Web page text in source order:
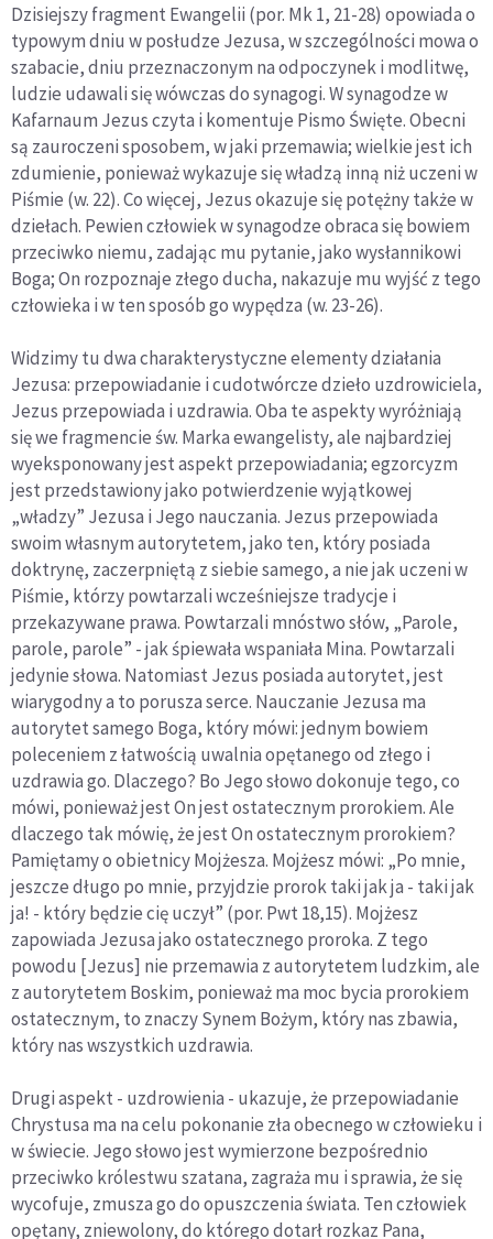
Dzisiejszy fragment Ewangelii (por. Mk 1, 21-28) opowiada o
typowym dniu w posłudze Jezusa, w szczególności mowa o
szabacie, dniu przeznaczonym na odpoczynek i modlitwę,
ludzie udawali się wówczas do synagogi. W synagodze w
Kafarnaum Jezus czyta i komentuje Pismo Święte. Obecni
są zauroczeni sposobem, w jaki przemawia; wielkie jest ich
zdumienie, ponieważ wykazuje się władzą inną niż uczeni w
Piśmie (w. 22). Co więcej, Jezus okazuje się potężny także w
dziełach. Pewien człowiek w synagodze obraca się bowiem
przeciwko niemu, zadając mu pytanie, jako wysłannikowi
Boga; On rozpoznaje złego ducha, nakazuje mu wyjść z tego
człowieka i w ten sposób go wypędza (w. 23-26).
Widzimy tu dwa charakterystyczne elementy działania
Jezusa: przepowiadanie i cudotwórcze dzieło uzdrowiciela,
Jezus przepowiada i uzdrawia. Oba te aspekty wyróżniają
się we fragmencie św. Marka ewangelisty, ale najbardziej
wyeksponowany jest aspekt przepowiadania; egzorcyzm
jest przedstawiony jako potwierdzenie wyjątkowej
„władzy” Jezusa i Jego nauczania. Jezus przepowiada
swoim własnym autorytetem, jako ten, który posiada
doktrynę, zaczerpniętą z siebie samego, a nie jak uczeni w
Piśmie, którzy powtarzali wcześniejsze tradycje i
przekazywane prawa. Powtarzali mnóstwo słów, „Parole,
parole, parole” - jak śpiewała wspaniała Mina. Powtarzali
jedynie słowa. Natomiast Jezus posiada autorytet, jest
wiarygodny a to porusza serce. Nauczanie Jezusa ma
autorytet samego Boga, który mówi: jednym bowiem
poleceniem z łatwością uwalnia opętanego od złego i
uzdrawia go. Dlaczego? Bo Jego słowo dokonuje tego, co
mówi, ponieważ jest On jest ostatecznym prorokiem. Ale
dlaczego tak mówię, że jest On ostatecznym prorokiem?
Pamiętamy o obietnicy Mojżesza. Mojżesz mówi: „Po mnie,
jeszcze długo po mnie, przyjdzie prorok taki jak ja - taki jak
ja! - który będzie cię uczył” (por. Pwt 18,15). Mojżesz
zapowiada Jezusa jako ostatecznego proroka. Z tego
powodu [Jezus] nie przemawia z autorytetem ludzkim, ale
z autorytetem Boskim, ponieważ ma moc bycia prorokiem
ostatecznym, to znaczy Synem Bożym, który nas zbawia,
który nas wszystkich uzdrawia.
Drugi aspekt - uzdrowienia - ukazuje, że przepowiadanie
Chrystusa ma na celu pokonanie zła obecnego w człowieku i
w świecie. Jego słowo jest wymierzone bezpośrednio
przeciwko królestwu szatana, zagraża mu i sprawia, że się
wycofuje, zmusza go do opuszczenia świata. Ten człowiek
opętany, zniewolony, do którego dotarł rozkaz Pana,